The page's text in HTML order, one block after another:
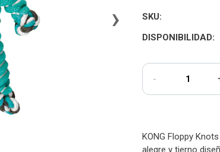
› SKU:
DISPONIBILIDAD:
-
KONG Floppy
alegre y tierno